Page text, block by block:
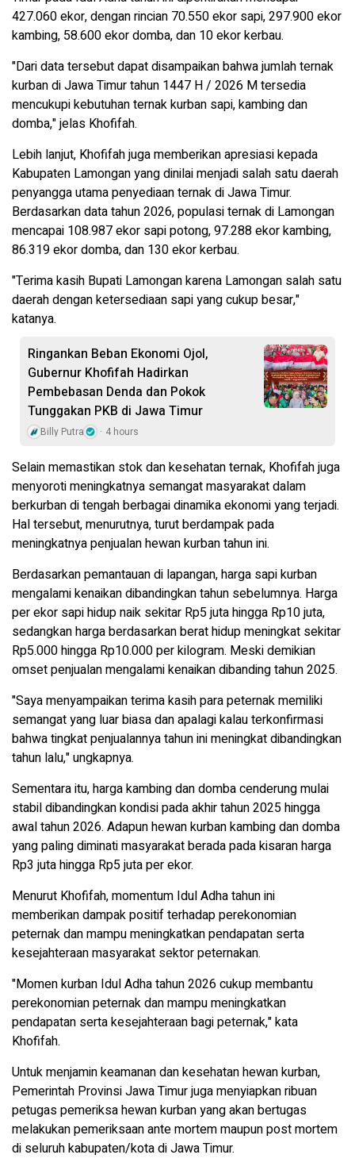
427.060 ekor, dengan rincian 70.550 ekor sapi, 297.900 ekor
kambing, 58.600 ekor domba, dan 10 ekor kerbau.
"Dari data tersebut dapat disampaikan bahwa jumlah ternak
kurban di Jawa Timur tahun 1447 H / 2026 M tersedia
mencukupi kebutuhan ternak kurban sapi, kambing dan
domba," jelas Khofifah.
Lebih lanjut, Khofifah juga memberikan apresiasi kepada
Kabupaten Lamongan yang dinilai menjadi salah satu daerah
penyangga utama penyediaan ternak di Jawa Timur.
Berdasarkan data tahun 2026, populasi ternak di Lamongan
mencapai 108.987 ekor sapi potong, 97.288 ekor kambing,
86.319 ekor domba, dan 130 ekor kerbau.
"Terima kasih Bupati Lamongan karena Lamongan salah satu
daerah dengan ketersediaan sapi yang cukup besar,"
katanya.
Ringankan Beban Ekonomi Ojol,
Gubernur Khofifah Hadirkan
Pembebasan Denda dan Pokok
Tunggakan PKB di Jawa Timur
Billy Putra 4 hours
Selain memastikan stok dan kesehatan ternak, Khofifah juga
menyoroti meningkatnya semangat masyarakat dalam
berkurban di tengah berbagai dinamika ekonomi yang terjadi.
Hal tersebut, menurutnya, turut berdampak pada
meningkatnya penjualan hewan kurban tahun ini.
Berdasarkan pemantauan di lapangan, harga sapi kurban
mengalami kenaikan dibandingkan tahun sebelumnya. Harga
per ekor sapi hidup naik sekitar Rp5 juta hingga Rp10 juta,
sedangkan harga berdasarkan berat hidup meningkat sekitar
Rp5.000 hingga Rp10.000 per kilogram. Meski demikian
omset penjualan mengalami kenaikan dibanding tahun 2025.
"Saya menyampaikan terima kasih para peternak memiliki
semangat yang luar biasa dan apalagi kalau terkonfirmasi
bahwa tingkat penjualannya tahun ini meningkat dibandingkan
tahun lalu," ungkapnya.
Sementara itu, harga kambing dan domba cenderung mulai
stabil dibandingkan kondisi pada akhir tahun 2025 hingga
awal tahun 2026. Adapun hewan kurban kambing dan domba
yang paling diminati masyarakat berada pada kisaran harga
Rp3 juta hingga Rp5 juta per ekor.
Menurut Khofifah, momentum Idul Adha tahun ini
memberikan dampak positif terhadap perekonomian
peternak dan mampu meningkatkan pendapatan serta
kesejahteraan masyarakat sektor peternakan.
"Momen kurban Idul Adha tahun 2026 cukup membantu
perekonomian peternak dan mampu meningkatkan
pendapatan serta kesejahteraan bagi peternak," kata
Khofifah.
Untuk menjamin keamanan dan kesehatan hewan kurban,
Pemerintah Provinsi Jawa Timur juga menyiapkan ribuan
petugas pemeriksa hewan kurban yang akan bertugas
melakukan pemeriksaan ante mortem maupun post mortem
di seluruh kabupaten/kota di Jawa Timur.